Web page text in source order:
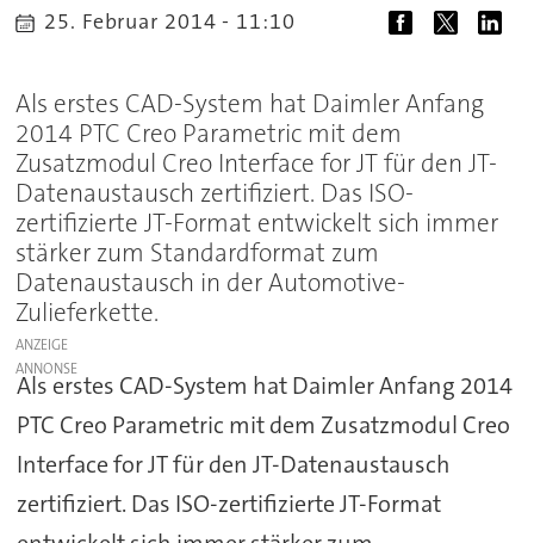
25. Februar 2014 - 11:10
Als erstes CAD-System hat Daimler Anfang
2014 PTC Creo Parametric mit dem
Zusatzmodul Creo Interface for JT für den JT-
Datenaustausch zertifiziert. Das ISO-
zertifizierte JT-Format entwickelt sich immer
stärker zum Standardformat zum
Datenaustausch in der Automotive-
Zulieferkette.
ANZEIGE
Als erstes CAD-System hat Daimler Anfang 2014
PTC Creo Parametric mit dem Zusatzmodul Creo
Interface for JT für den JT-Datenaustausch
zertifiziert. Das ISO-zertifizierte JT-Format